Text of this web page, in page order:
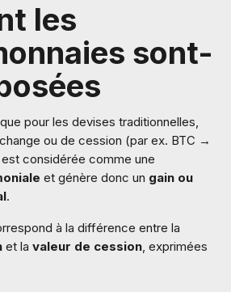
les
sont-
pour les devises traditionnelles,
ou de cession (par ex. BTC →
considérée comme une
et génère donc un gain ou
.
à la différence entre la
et la valeur de cession, exprimées